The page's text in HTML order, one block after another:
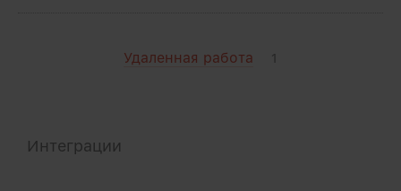
Удаленная работа 1
Интеграции